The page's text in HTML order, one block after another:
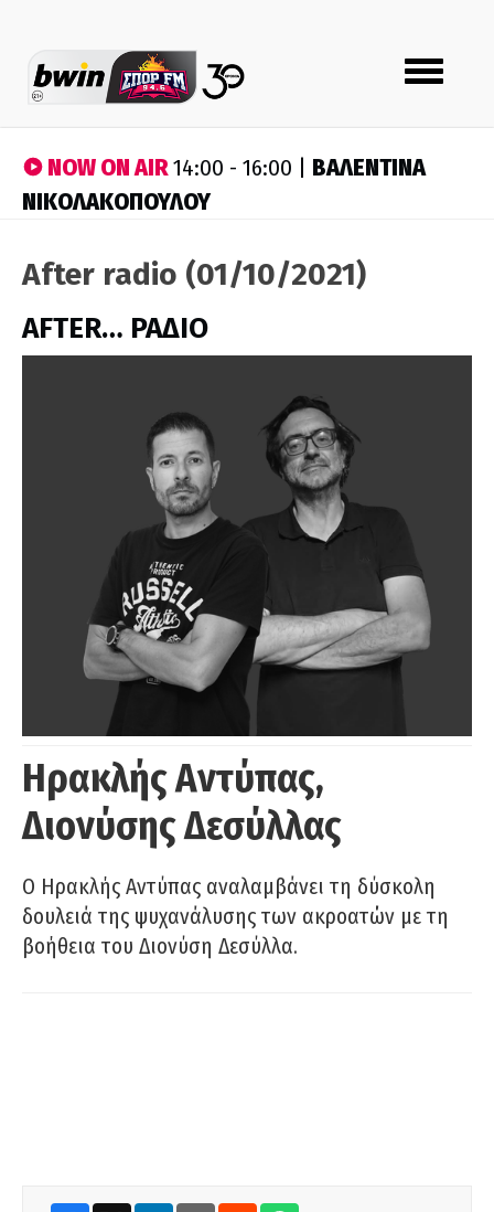
Toggle
navigation
NOW ON AIR14:00 - 16:00 | ΒΑΛΕΝΤΙΝΑ
ΝΙΚΟΛΑΚΟΠΟΥΛΟΥ
After radio (01/10/2021)
AFTER… ΡΑΔΙΟ
Ηρακλής Αντύπας,
Διονύσης Δεσύλλας
Ο Ηρακλής Αντύπας αναλαμβάνει τη δύσκολη
δουλειά της ψυχανάλυσης των ακροατών με τη
βοήθεια του Διονύση Δεσύλλα.